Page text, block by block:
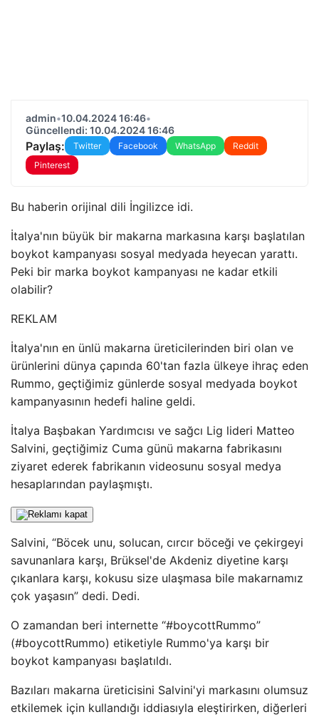
admin•10.04.2024 16:46•
Güncellendi: 10.04.2024 16:46
Paylaş: Twitter Facebook WhatsApp
Reddit
Pinterest
Bu haberin orijinal dili İngilizce idi.
İtalya'nın büyük bir makarna markasına karşı başlatılan
boykot kampanyası sosyal medyada heyecan yarattı.
Peki bir marka boykot kampanyası ne kadar etkili
olabilir?
REKLAM
İtalya'nın en ünlü makarna üreticilerinden biri olan ve
ürünlerini dünya çapında 60'tan fazla ülkeye ihraç eden
Rummo, geçtiğimiz günlerde sosyal medyada boykot
kampanyasının hedefi haline geldi.
İtalya Başbakan Yardımcısı ve sağcı Lig lideri Matteo
Salvini, geçtiğimiz Cuma günü makarna fabrikasını
ziyaret ederek fabrikanın videosunu sosyal medya
hesaplarından paylaşmıştı.
Salvini, “Böcek unu, solucan, cırcır böceği ve çekirgeyi
savunanlara karşı, Brüksel'de Akdeniz diyetine karşı
çıkanlara karşı, kokusu size ulaşmasa bile makarnamız
çok yaşasın” dedi. Dedi.
O zamandan beri internette “#boycottRummo”
(#boycottRummo) etiketiyle Rummo'ya karşı bir
boykot kampanyası başlatıldı.
Bazıları makarna üreticisini Salvini'yi markasını olumsuz
etkilemek için kullandığı iddiasıyla eleştirirken, diğerleri